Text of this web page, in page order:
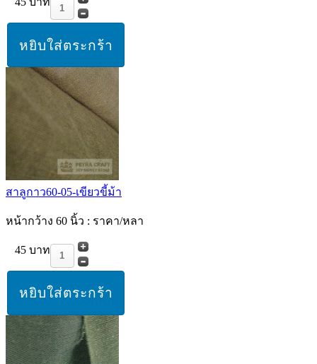
สาลูกาว60-05-เขียวขี้ม้า
หน้ากว้าง 60 นิ้ว : ราคา/หลา
45 บาท